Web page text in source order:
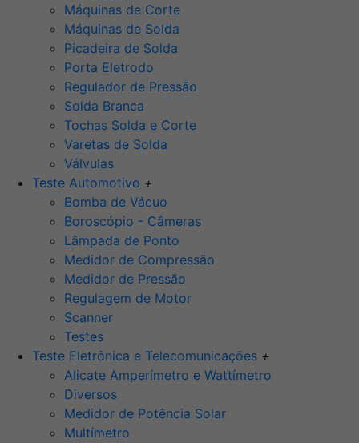
Máquinas de Corte
Máquinas de Solda
Picadeira de Solda
Porta Eletrodo
Regulador de Pressão
Solda Branca
Tochas Solda e Corte
Varetas de Solda
Válvulas
Teste Automotivo +
Bomba de Vácuo
Boroscópio - Câmeras
Lâmpada de Ponto
Medidor de Compressão
Medidor de Pressão
Regulagem de Motor
Scanner
Testes
Teste Eletrônica e Telecomunicações +
Alicate Amperímetro e Wattímetro
Diversos
Medidor de Potência Solar
Multímetro